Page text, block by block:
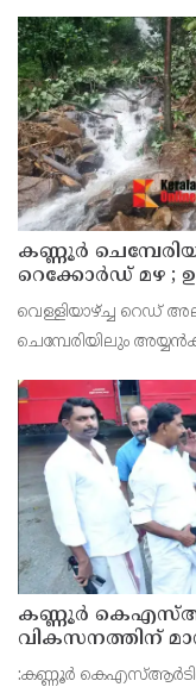
കണ്ണൂർ
റെക്കോർഡ് മഴ ;
ഉരുൾപൊട്ടൽ; 13
വെള്ളിയാഴ്ച്ച റെഡ്
ചെമ്പേരിയിലും
മില്ലിമീറ്റർ മഴ ആ
കണ്ണൂർ
വികസനത്തിന്
സമർപ്പിക്കും :
:കണ്ണൂർ